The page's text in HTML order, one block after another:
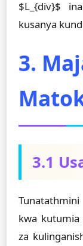
$L_{div}$
kusanya
3.
3.1
kwa kutumia
za